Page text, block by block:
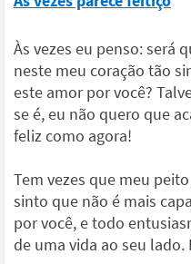
Às vezes eu penso: será
neste meu coração tão
este amor por você?
se é, eu não quero que
feliz como agora!
Tem vezes que meu
sinto que não é mais
por você, e todo
de uma vida ao seu lado.